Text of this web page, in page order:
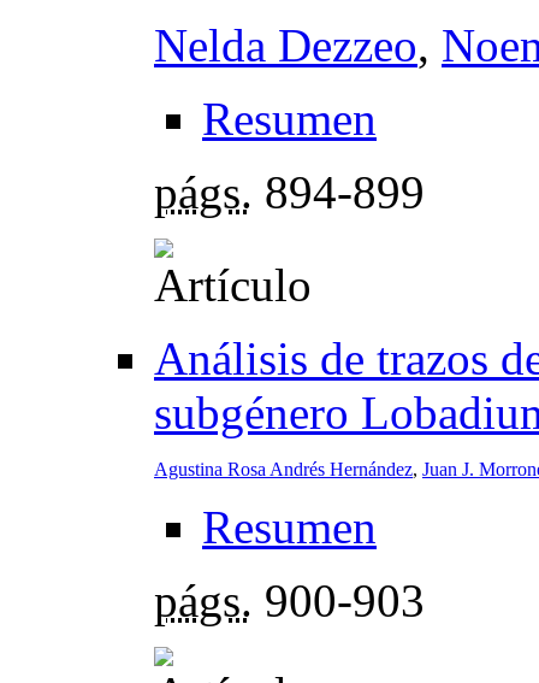
Nelda Dezzeo,
Resumen
págs. 894-899
Análisis de trazos
subgénero
Agustina Rosa Andrés Hernández, Juan J.
Resumen
págs. 900-903